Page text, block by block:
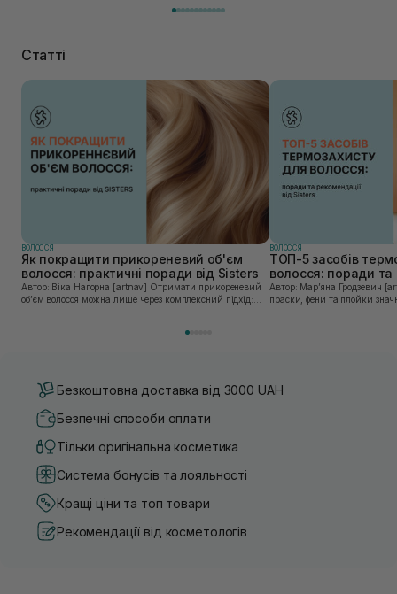
Статті
ВОЛОССЯ
Як покращити прикореневий об'єм
волосся: практичні поради від Sisters
Автор: Віка Нагорна [artnav] Отримати прикореневий
об’єм волосся можна лише через комплексний підхід:
ВОЛОССЯ
ТОП-5 засобів
волосся: поради та
Sisters
Автор: Марʼяна Гродзевич [artnav] Сучасні
праски, фени та плойки
Безкоштовна доставка від 3000 UAH
Безпечні способи оплати
Тільки оригінальна косметика
Система бонусів та лояльності
Кращі ціни та топ товари
Рекомендації від косметологів